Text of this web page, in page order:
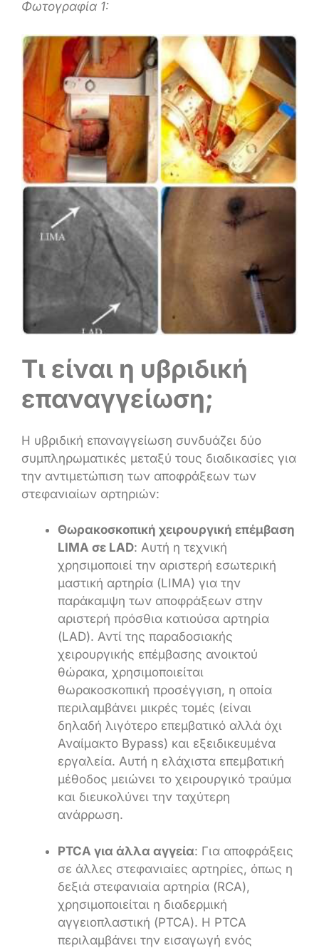
Φωτογραφία 1:
Τι είναι η υβριδική
επαναγγείωση;
Η υβριδική επαναγγείωση συνδυάζει δύο
συμπληρωματικές μεταξύ τους διαδικασίες για
την αντιμετώπιση των αποφράξεων των
στεφανιαίων αρτηριών:
Θωρακοσκοπική χειρουργική επέμβαση
LIMA σε LAD: Αυτή η τεχνική
χρησιμοποιεί την αριστερή εσωτερική
μαστική αρτηρία (LIMA) για την
παράκαμψη των αποφράξεων στην
αριστερή πρόσθια κατιούσα αρτηρία
(LAD). Αντί της παραδοσιακής
χειρουργικής επέμβασης ανοικτού
θώρακα, χρησιμοποιείται
θωρακοσκοπική προσέγγιση, η οποία
περιλαμβάνει μικρές τομές (είναι
δηλαδή λιγότερο επεμβατικό αλλά όχι
Αναίμακτο Bypass) και εξειδικευμένα
εργαλεία. Αυτή η ελάχιστα επεμβατική
μέθοδος μειώνει το χειρουργικό τραύμα
και διευκολύνει την ταχύτερη
ανάρρωση.
PTCA για άλλα αγγεία: Για αποφράξεις
σε άλλες στεφανιαίες αρτηρίες, όπως η
δεξιά στεφανιαία αρτηρία (RCA),
χρησιμοποιείται η διαδερμική
αγγειοπλαστική (PTCA). Η PTCA
περιλαμβάνει την εισαγωγή ενός